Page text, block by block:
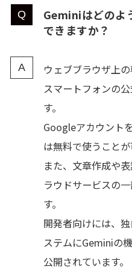
Geminiはどのよ
できますか？
ウェブブラウザ上
スマートフォンの
す。
Googleアカウント
は無料で使うことが
また、文章作成や
ラウドサービスの
す。
開発者向けには、
ステムにGeminiの
公開されています。